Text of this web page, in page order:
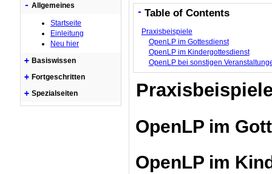
- Table of Contents
Praxisbeispiele
OpenLP im Gottesdienst
OpenLP im Kindergottesdienst
OpenLP bei sonstigen
OpenLP im
OpenLP im
- Allgemeines
Startseite
Einleitung
Neu hier
+ Basiswissen
+ Fortgeschritten
+ Spezialseiten